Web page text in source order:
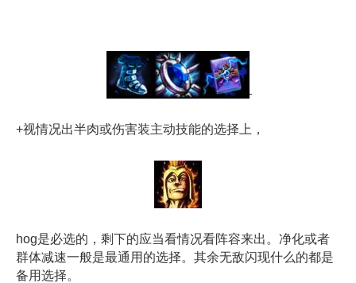
+视情况出半肉或伤害装主动技能的选择上，
hog是必选的，剩下的应当看情况看阵容来出。净化或者
群体减速一般是最通用的选择。其余无敌闪现什么的都是
备用选择。